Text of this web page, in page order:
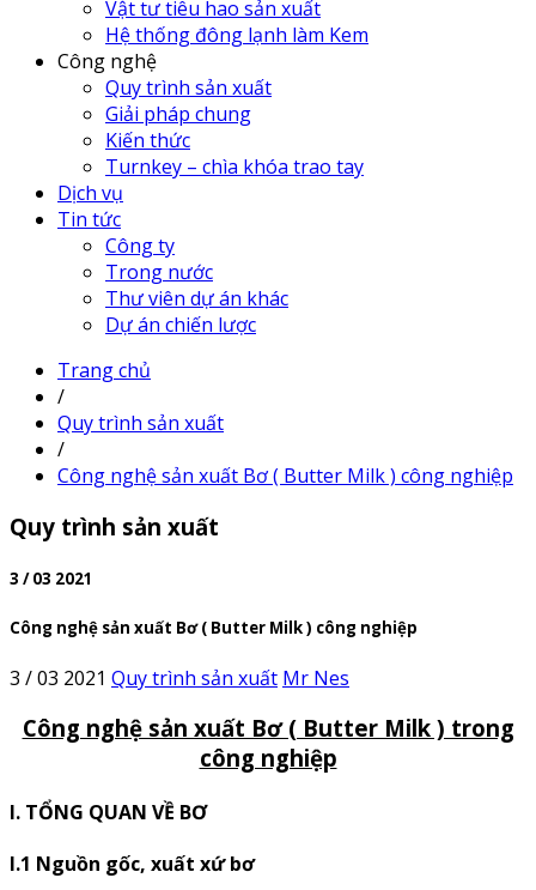
Vật tư tiêu hao sản xuất
Hệ thống đông lạnh làm Kem
Công nghệ
Quy trình sản xuất
Giải pháp chung
Kiến thức
Turnkey – chìa khóa trao tay
Dịch vụ
Tin tức
Công ty
Trong nước
Thư viên dự án khác
Dự án chiến lược
Trang chủ
/
Quy trình sản xuất
/
Công nghệ sản xuất Bơ ( Butter Milk ) công nghiệp
Quy trình sản xuất
3 / 03 2021
Công nghệ sản xuất Bơ ( Butter Milk ) công nghiệp
3 / 03 2021 Quy trình sản xuất Mr Nes
Công nghệ sản xuất Bơ ( Butter Milk ) trong
công nghiệp
I. TỔNG QUAN VỀ BƠ
I.1 Nguồn gốc, xuất xứ bơ